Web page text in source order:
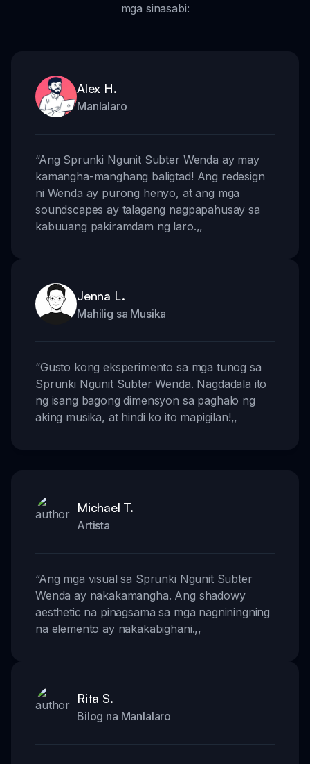
mga sinasabi:
Alex H.
Manlalaro
“Ang Sprunki Ngunit Subter Wenda ay may
kamangha-manghang baligtad! Ang redesign
ni Wenda ay purong henyo, at ang mga
soundscapes ay talagang nagpapahusay sa
kabuuang pakiramdam ng laro.,,
Jenna L.
Mahilig sa Musika
“Gusto kong eksperimento sa mga tunog sa
Sprunki Ngunit Subter Wenda. Nagdadala ito
ng isang bagong dimensyon sa paghalo ng
aking musika, at hindi ko ito mapigilan!,,
Michael T.
Artista
“Ang mga visual sa Sprunki Ngunit Subter
Wenda ay nakakamangha. Ang shadowy
aesthetic na pinagsama sa mga nagniningning
na elemento ay nakakabighani.,,
Rita S.
Bilog na Manlalaro